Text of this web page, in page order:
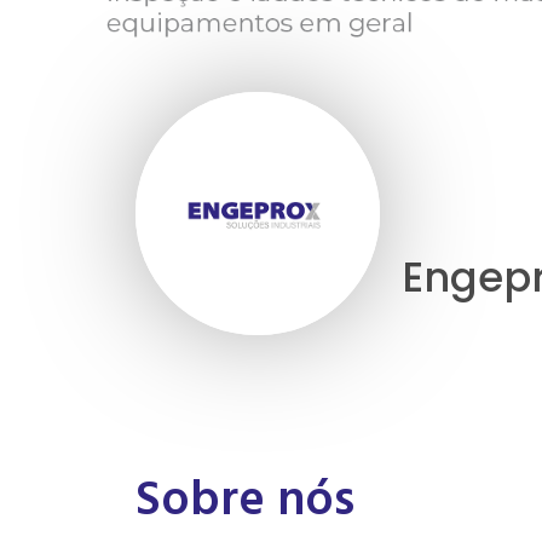
Sobre nós